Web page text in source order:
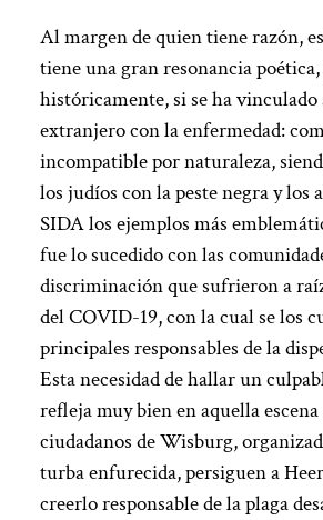
Al margen de quien tiene razón,
tiene una gran resonancia
históricamente, si se ha
extranjero con la enfermedad:
incompatible por naturaleza,
los judíos con la peste negra y los
SIDA los ejemplos más
fue lo sucedido con las
discriminación que sufrieron a
del COVID-19, con la cual se los
principales responsables de la
Esta necesidad de hallar un
refleja muy bien en aquella
ciudadanos de Wisburg,
turba enfurecida, persiguen a
creerlo responsable de la plaga